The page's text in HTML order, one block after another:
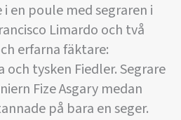
en poule med segraren i
Limardo och två
erfarna fäktare:
och tysken Fiedler. Segrare
Fize Asgary medan
på bara en seger.